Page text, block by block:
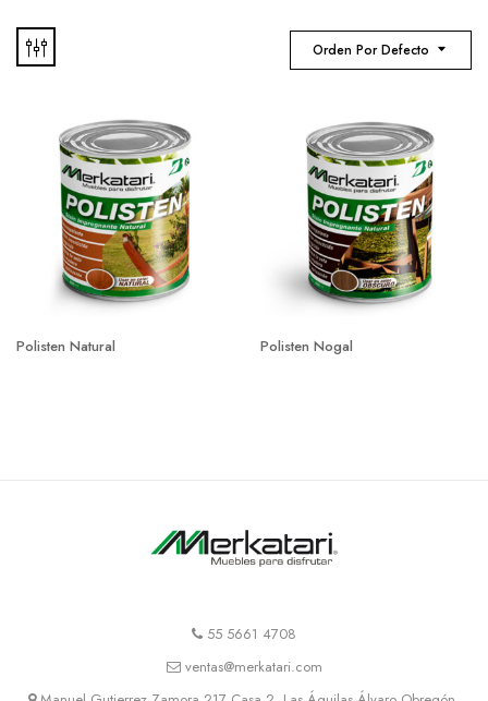
Orden Por Defecto
Polisten Natural Polisten Nogal
55 5661 4708
ventas@merkatari.com